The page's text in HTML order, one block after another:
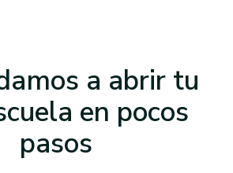
a abrir tu
en pocos
pasos